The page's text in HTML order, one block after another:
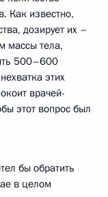
Как известно,
дозирует их –
массы тела,
500–600
этих
врачей-
этот вопрос был
бы обратить
в целом